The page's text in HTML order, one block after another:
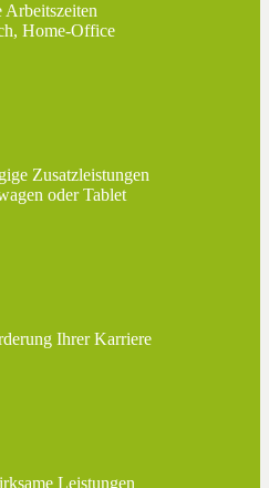
Arbeitszeiten
Home-Office
Zusatzleistungen
oder Tablet
Ihrer Karriere
Leistungen